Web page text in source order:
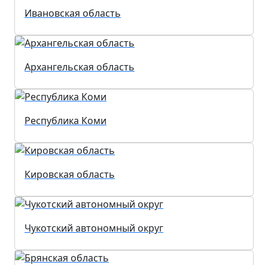
Ивановская область
Архангельская область
Республика Коми
Кировская область
Чукотский автономный округ